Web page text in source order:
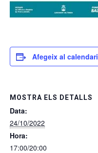
Afegeix al calendari
MOSTRA ELS DETALLS
Data:
24/10/2022
Hora:
17:00/20:00